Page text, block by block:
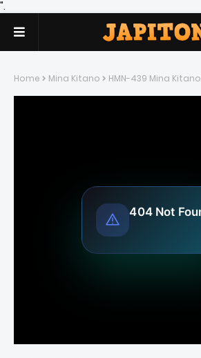
".
Home Mina Kitano HMN-439 Mina Kitano